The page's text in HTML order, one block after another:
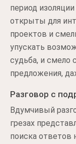
период
открыты для
проектов и
упускать
судьба, и смело
предложения,
Разговор с
Вдумчивый
грезах
поиска